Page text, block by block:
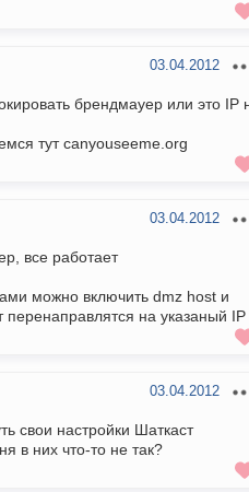
03.04.2012
брендмауер или это IP
тут canyouseeme.org
03.04.2012
все работает
можно включить dmz host и
перенаправлятся на указаный IP
03.04.2012
свои настройки Шаткаст
в них что-то не так?